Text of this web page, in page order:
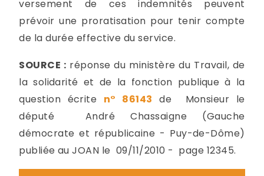
versement de ces indemnités peuvent
prévoir une proratisation pour tenir compte
de la durée effective du service.
SOURCE : réponse du ministère du Travail, de
la solidarité et de la fonction publique à la
question écrite n° 86143 de Monsieur le
député André Chassaigne (Gauche
démocrate et républicaine - Puy-de-Dôme)
publiée au JOAN le 09/11/2010 - page 12345.